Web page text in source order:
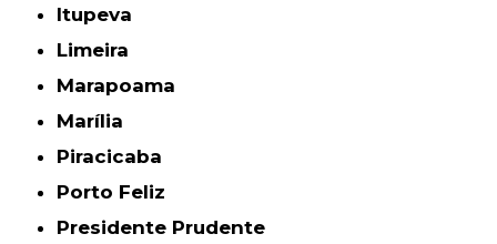
Itupeva
Limeira
Marapoama
Marília
Piracicaba
Porto Feliz
Presidente Prudente